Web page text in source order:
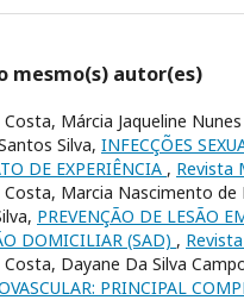
mesmo(s) autor(es)
Márcia Jaqueline
Silva, INFECÇÕES
DE EXPERIÊNCIA , Revista
Costa, Marcia Nascimento
PREVENÇÃO DE LESÃO
DOMICILIAR (SAD) ,
Dayane Da Silva
PRINCIPAL